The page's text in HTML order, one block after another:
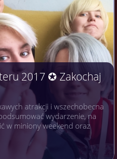
2017 ✪ Zakochaj
atrakcji i wszechobecna
wydarzenie, na
w miniony weekend oraz